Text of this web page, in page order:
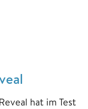
hat im Test